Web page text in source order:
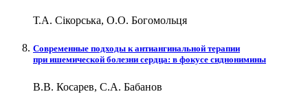
Т.А. Сікорська, О.О. Богомольця
Современные подходы к антиангинальной терапии
при ишемической болезни сердца: в фокусе сиднонимины
В.В. Косарев, С.А. Бабанов